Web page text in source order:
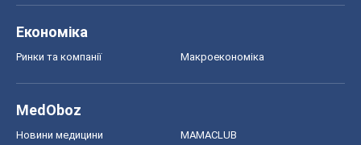
Економіка
Ринки та компанії Макроекономіка
MedOboz
Новини медицини MAMACLUB